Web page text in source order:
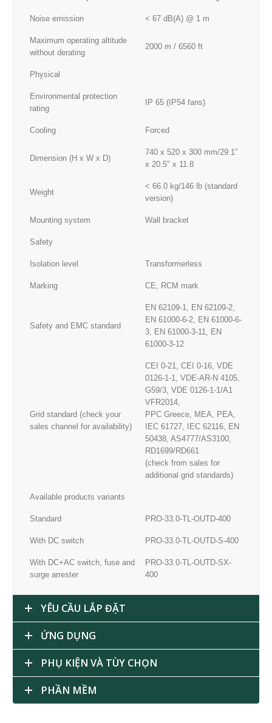
Noise emission < 67 dB(A) @ 1 m
Maximum operating altitude
without derating
2000 m / 6560 ft
Physical
Environmental protection
rating
IP 65 (IP54 fans)
Cooling Forced
Dimension (H x W x D)
740 x 520 x 300 mm/29.1″
x 20.5″ x 11.8
Weight
< 66.0 kg/146 lb (standard
version)
Mounting system Wall bracket
Safety
Isolation level Transformerless
Marking CE, RCM mark
Safety and EMC standard
EN 62109-1, EN 62109-2,
EN 61000-6-2, EN 61000-6-
3, EN 61000-3-11, EN
61000-3-12
Grid standard (check your
sales channel for availability)
CEI 0-21, CEI 0-16, VDE
0126-1-1, VDE-AR-N 4105,
G59/3, VDE 0126-1-1/A1
VFR2014,
PPC Greece, MEA, PEA,
IEC 61727, IEC 62116, EN
50438, AS4777/AS3100,
RD1699/RD661
(check from sales for
additional grid standards)
Available products variants
Standard PRO-33.0-TL-OUTD-400
With DC switch PRO-33.0-TL-OUTD-S-400
With DC+AC switch, fuse and
surge arrester
PRO-33.0-TL-OUTD-SX-
400
YÊU CẦU LẮP ĐẶT
ỨNG DỤNG
PHỤ KIỆN VÀ TÙY CHỌN
PHẦN MỀM